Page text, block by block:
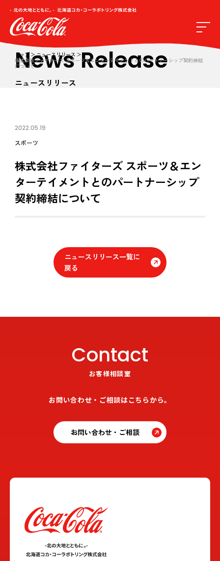
トップ
ニュースリリース
株式会社ファイターズ スポーツ＆エンターテイメントとのパートナーシップ契約締結
について
News Release
ニュースリリース
2022.05.19
スポーツ
株式会社ファイターズ スポーツ＆エン
ターテイメントとのパートナーシップ
契約締結について
ニュースリリース一覧に
戻る
Contact
お客様相談室
お問い合わせ・ご相談はこちらから。
お問い合わせ・ご相談